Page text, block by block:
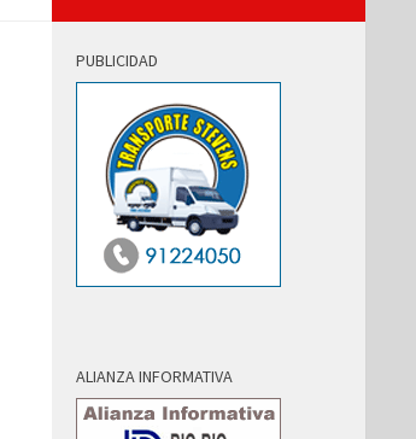
PUBLICIDAD
ALIANZA INFORMATIVA